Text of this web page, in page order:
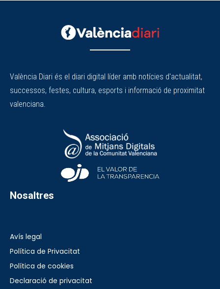
València Diari és el diari digital líder amb notícies d'actualitat,
successos, festes, cultura, esports i informació de proximitat
valenciana.
Nosaltres
Avís legal
Política de Privacitat
Política de cookies
Declaració de privacitat